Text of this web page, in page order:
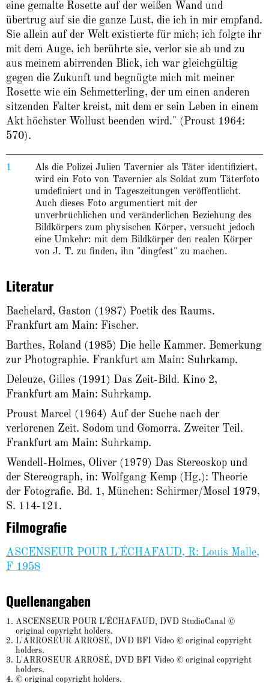
eine gemalte Rosette auf der weißen Wand und
übertrug auf sie die ganze Lust, die ich in mir empfand.
Sie allein auf der Welt existierte für mich; ich folgte ihr
mit dem Auge, ich berührte sie, verlor sie ab und zu
aus meinem abirrenden Blick, ich war gleichgültig
gegen die Zukunft und begnügte mich mit meiner
Rosette wie ein Schmetterling, der um einen anderen
sitzenden Falter kreist, mit dem er sein Leben in einem
Akt höchster Wollust beenden wird." (Proust 1964:
570).
1
Als die Polizei Julien Tavernier als Täter identifiziert,
wird ein Foto von Tavernier als Soldat zum Täterfoto
umdefiniert und in Tageszeitungen veröffentlicht.
Auch dieses Foto argumentiert mit der
unverbrüchlichen und veränderlichen Beziehung des
Bildkörpers zum physischen Körper, versucht jedoch
eine Umkehr: mit dem Bildkörper den realen Körper
von J. T. zu finden, ihn "dingfest" zu machen.
Literatur
Bachelard, Gaston (1987) Poetik des Raums.
Frankfurt am Main: Fischer.
Barthes, Roland (1985) Die helle Kammer. Bemerkung
zur Photographie. Frankfurt am Main: Suhrkamp.
Deleuze, Gilles (1991) Das Zeit-Bild. Kino 2,
Frankfurt am Main: Suhrkamp.
Proust Marcel (1964) Auf der Suche nach der
verlorenen Zeit. Sodom und Gomorra. Zweiter Teil.
Frankfurt am Main: Suhrkamp.
Wendell-Holmes, Oliver (1979) Das Stereoskop und
der Stereograph, in: Wolfgang Kemp (Hg.): Theorie
der Fotografie. Bd. 1, München: Schirmer/Mosel 1979,
S. 114-121.
Filmografie
ASCENSEUR POUR L'ÉCHAFAUD, R: Louis Malle,
F 1958
Quellenangaben
ASCENSEUR POUR L'ÉCHAFAUD, DVD StudioCanal ©
original copyright holders.
L'ARROSEUR ARROSÉ, DVD BFI Video © original copyright
holders.
L'ARROSEUR ARROSÉ, DVD BFI Video © original copyright
holders.
© original copyright holders.